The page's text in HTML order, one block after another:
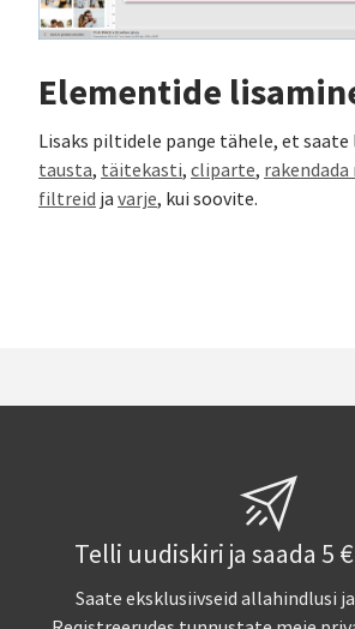
Elementide
Lisaks piltidele pange tähele, et saate
tausta, täitekasti, cliparte, rakendada
filtreid ja varje, kui soovite.
Telli uudiskiri ja saada 5
Saate eksklusiivseid allahindlusi